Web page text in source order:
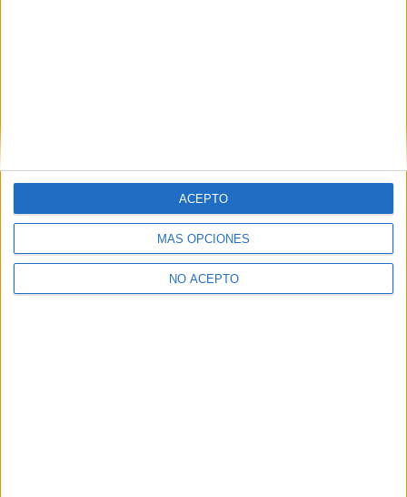
MÁS OPCIONES
NO ACEPTO
ACEPTO
Inicie sesiónoregístresepara comentar